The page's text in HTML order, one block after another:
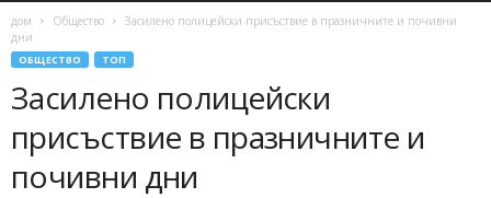
дом Общество
Засилено полицейски присъствие в празничните и почивни
дни
ОБЩЕСТВО ТОП
Засилено полицейски
присъствие в празничните и
почивни дни